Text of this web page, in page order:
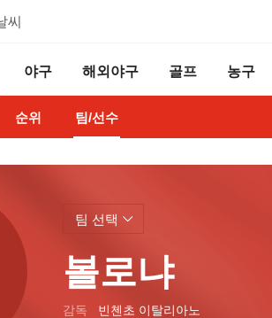
씨
야구 해외야구 골프 농구
순위 팀/선수
볼로냐
감독
빈첸초 이탈리아노
팀 선택